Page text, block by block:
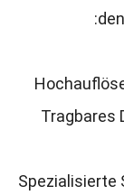
:
Tragbares
Spezialisierte